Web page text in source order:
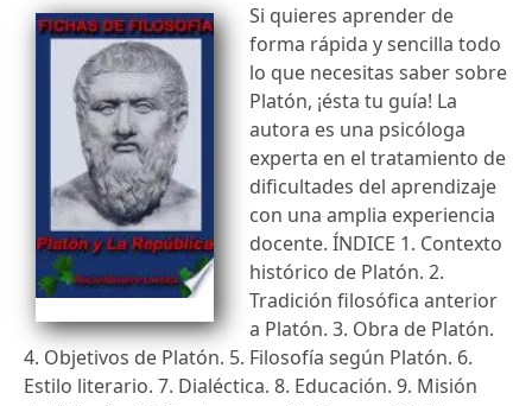
Si quieres aprender de
forma rápida y sencilla todo
lo que necesitas saber sobre
Platón, ¡ésta tu guía! La
autora es una psicóloga
experta en el tratamiento de
dificultades del aprendizaje
con una amplia experiencia
docente. ÍNDICE 1. Contexto
histórico de Platón. 2.
Tradición filosófica anterior
a Platón. 3. Obra de Platón.
4. Objetivos de Platón. 5. Filosofía según Platón. 6.
Estilo literario. 7. Dialéctica. 8. Educación. 9. Misión